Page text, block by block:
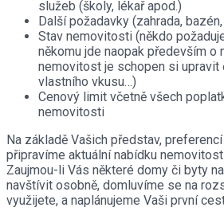
služeb (školy, lékař apod.)
Další požadavky (zahrada,
Stav nemovitosti (někdo
někomu jde naopak především o
nemovitost je schopen si
vlastního vkusu…)
Cenový limit včetně všech
nemovitosti
Na základě Vašich představ,
připravíme aktuální nabídku
Zaujmou-li Vás některé domy či byty
navštívit osobně, domluvíme se na
využijete, a naplánujeme Vaši první